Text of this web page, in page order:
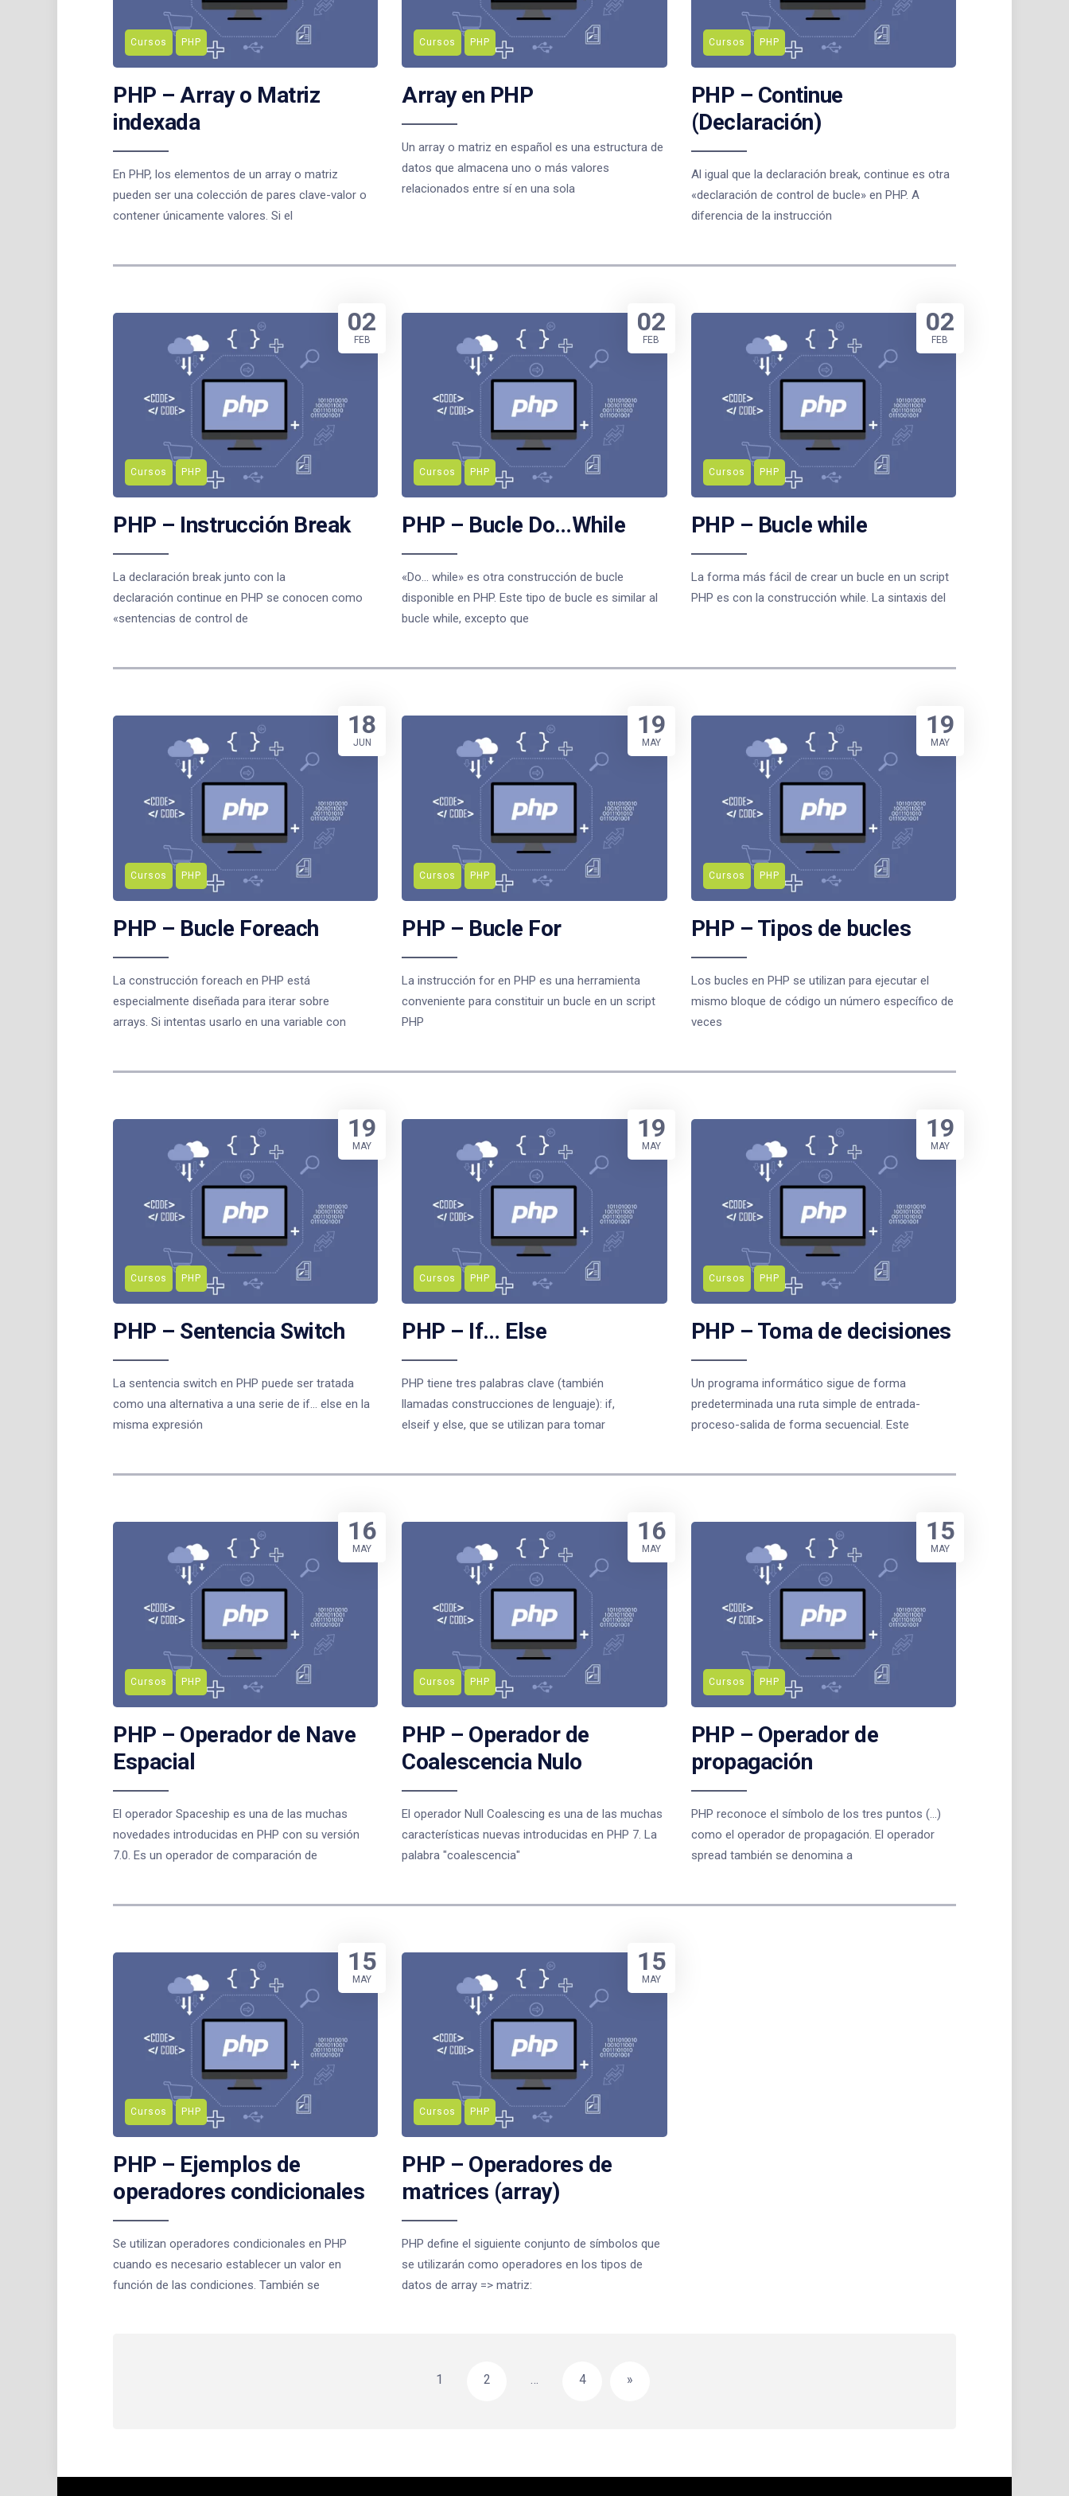
Cursos PHP
PHP – Array o Matriz
indexada
En PHP, los elementos de un array o matriz
pueden ser una colección de pares clave-valor o
contener únicamente valores. Si el
Cursos PHP
Array en PHP
Un array o matriz en español es una estructura de
datos que almacena uno o más valores
relacionados entre sí en una sola
Cursos PHP
PHP – Continue
(Declaración)
Al igual que la declaración break, continue es otra
«declaración de control de bucle» en PHP. A
diferencia de la instrucción
Cursos PHP
PHP – Instrucción Break
La declaración break junto con la
declaración continue en PHP se conocen como
«sentencias de control de
02
FEB
Cursos PHP
PHP – Bucle Do…While
«Do… while» es otra construcción de bucle
disponible en PHP. Este tipo de bucle es similar al
bucle while, excepto que
02
FEB
Cursos PHP
PHP – Bucle while
La forma más fácil de crear un bucle en un script
PHP es con la construcción while. La sintaxis del
02
FEB
Cursos PHP
PHP – Bucle Foreach
La construcción foreach en PHP está
especialmente diseñada para iterar sobre
arrays. Si intentas usarlo en una variable con
18
JUN
Cursos PHP
PHP – Bucle For
La instrucción for en PHP es una herramienta
conveniente para constituir un bucle en un script
PHP
19
MAY
Cursos PHP
PHP – Tipos de bucles
Los bucles en PHP se utilizan para ejecutar el
mismo bloque de código un número específico de
veces
19
MAY
Cursos PHP
PHP – Sentencia Switch
La sentencia switch en PHP puede ser tratada
como una alternativa a una serie de if... else en la
misma expresión
19
MAY
Cursos PHP
PHP – If… Else
PHP tiene tres palabras clave (también
llamadas construcciones de lenguaje): if,
elseif y else, que se utilizan para tomar
19
MAY
Cursos PHP
PHP – Toma de decisiones
Un programa informático sigue de forma
predeterminada una ruta simple de entrada-
proceso-salida de forma secuencial. Este
19
MAY
Cursos PHP
PHP – Operador de Nave
Espacial
El operador Spaceship es una de las muchas
novedades introducidas en PHP con su versión
7.0. Es un operador de comparación de
16
MAY
Cursos PHP
PHP – Operador de
Coalescencia Nulo
El operador Null Coalescing es una de las muchas
características nuevas introducidas en PHP 7. La
palabra "coalescencia"
16
MAY
Cursos PHP
PHP – Operador de
propagación
PHP reconoce el símbolo de los tres puntos (...)
como el operador de propagación. El operador
spread también se denomina a
15
MAY
Cursos PHP
PHP – Ejemplos de
operadores condicionales
Se utilizan operadores condicionales en PHP
cuando es necesario establecer un valor en
función de las condiciones. También se
15
MAY
Cursos PHP
PHP – Operadores de
matrices (array)
PHP define el siguiente conjunto de símbolos que
se utilizarán como operadores en los tipos de
datos de array => matriz:
15
MAY
1 2 … 4 »